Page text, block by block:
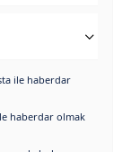
ile haberdar
haberdar olmak